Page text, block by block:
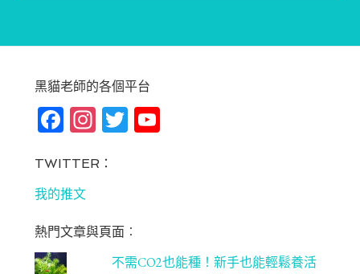
黑貓老師的各個平台
Fa
bo
ok
In
ag
m
T Yo
C
TWITTER：
我的推文
熱門文章與頁面︰
不需CO2也能種！新手也能輕鬆養活